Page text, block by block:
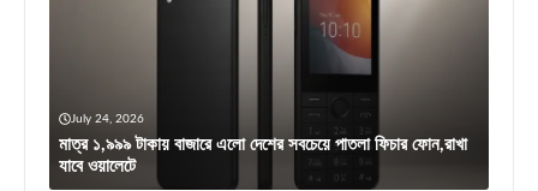
July 24, 2026
মাত্র ১,৯৯৯ টাকায় বাজারে এলো দেশের সবচেয়ে পাতলা ফিচার ফোন,রাখা
যাবে ওয়ালেটে